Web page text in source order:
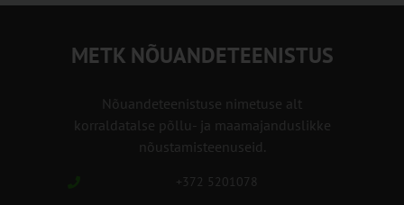
METK NÕUANDETEENISTUS
Nõuandeteenistuse nimetuse alt
korraldatalse põllu- ja maamajanduslikke
nõustamisteenuseid.
+372 5201078